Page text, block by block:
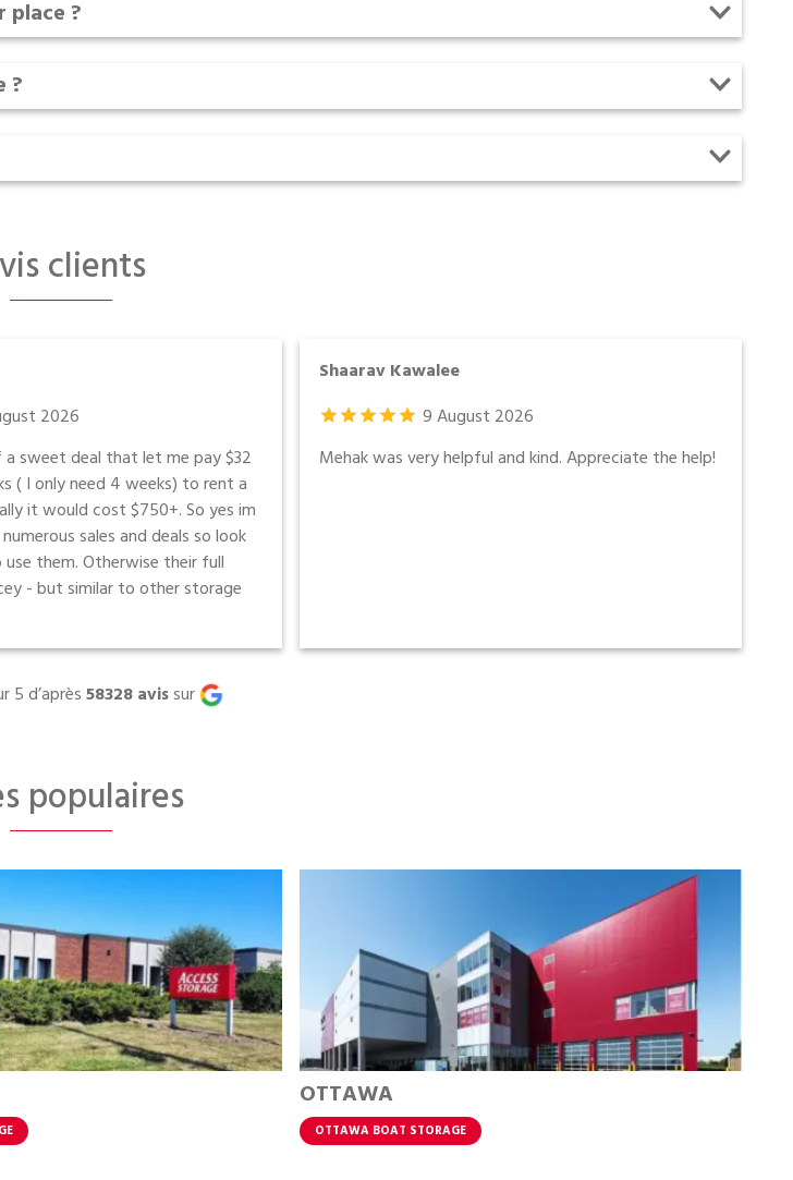
place ?
?
clients
2026
sweet deal that let me pay $32
( I only need 4 weeks) to rent a
it would cost $750+. So yes im
sales and deals so look
them. Otherwise their full
- but similar to other storage
Shaarav Kawalee
9August 2026
Mehak was very helpful and kind. Appreciate the help!
5 d’après58328avissur
populaires
OTTAWA
OTTAWA BOAT STORAGE